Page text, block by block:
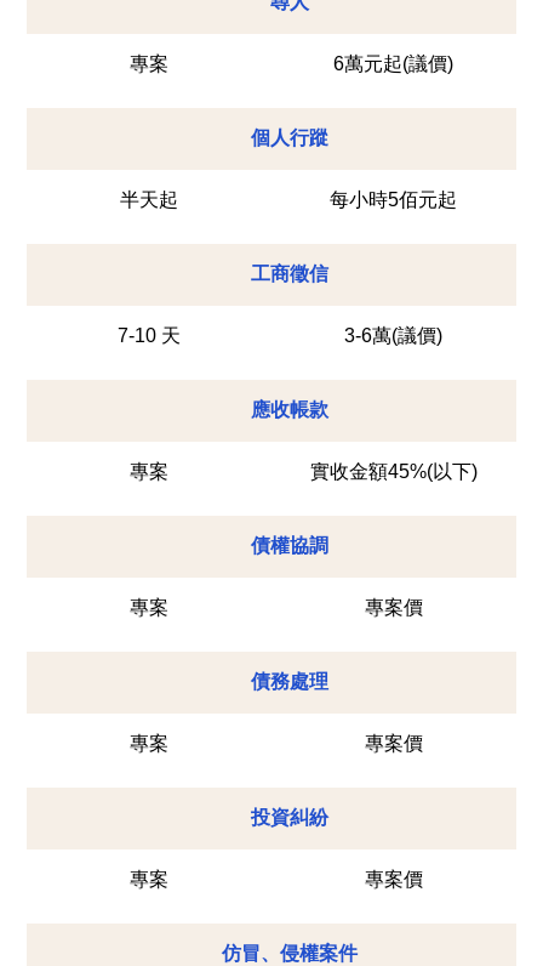
專案 6萬元起(議價)
個人行蹤
半天起 每小時5佰元起
工商徵信
7-10 天 3-6萬(議價)
應收帳款
專案 實收金額45%(以下)
債權協調
專案 專案價
債務處理
專案 專案價
投資糾紛
專案 專案價
仿冒、侵權案件